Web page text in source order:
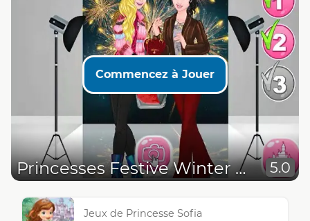
Commencez à Jouer
Princesses Festive Winter Looks 5.0
Jeux de Princesse Sofia